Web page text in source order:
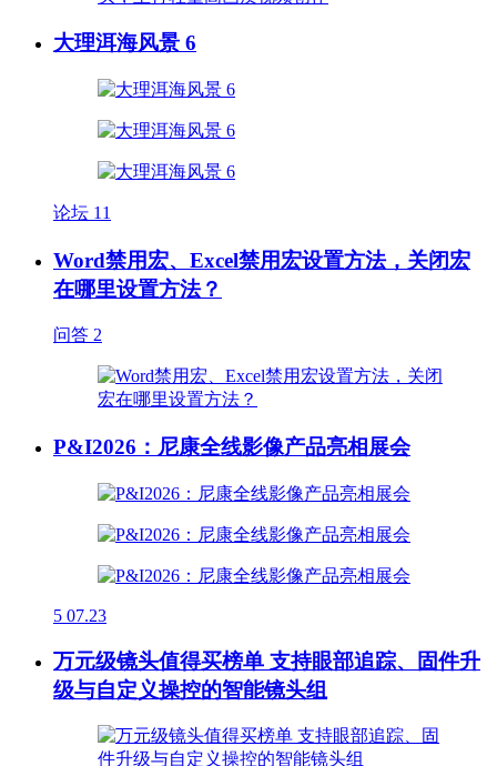
大理洱海风景 6
论坛 11
Word禁用宏、Excel禁用宏设置方法，关闭宏
在哪里设置方法？
问答 2
P&I2026：尼康全线影像产品亮相展会
5 07.23
万元级镜头值得买榜单 支持眼部追踪、固件升
级与自定义操控的智能镜头组